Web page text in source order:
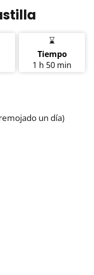
⌛
Tiempo
1 h 50 min
un día)